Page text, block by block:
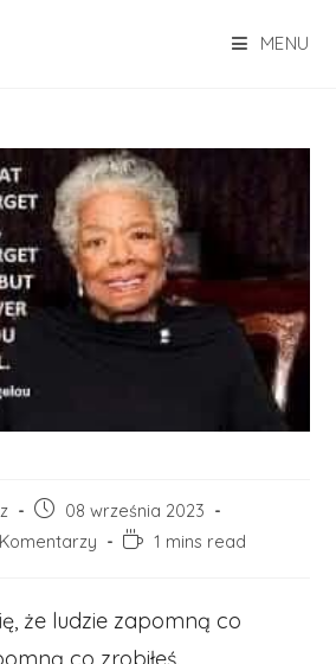
MENU
Post
published:
08 września 2023
Reading1 mins read
że ludzie zapomną co